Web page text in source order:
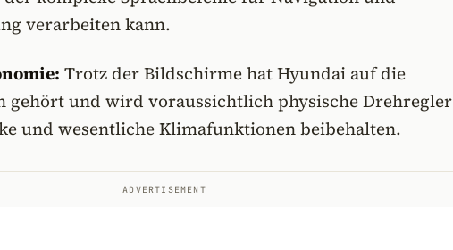
verarbeiten kann.
Trotz der Bildschirme hat Hyundai auf die
gehört und wird voraussichtlich physische Drehregler
und wesentliche Klimafunktionen beibehalten.
ADVERTISEMENT